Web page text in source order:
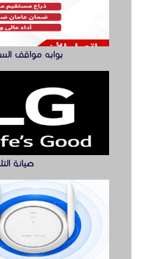
مقوي
الدول